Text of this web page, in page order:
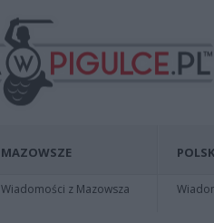
MAZOWSZE
Wiadomości z Mazowsza